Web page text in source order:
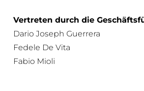
Vertreten durch die
Dario Joseph Guerrera
Fedele De Vita
Fabio Mioli